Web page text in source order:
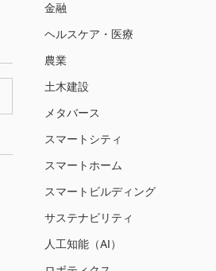
金融
ヘルスケア・医療
農業
土木建設
メタバース
スマートシティ
スマートホーム
スマートビルディング
サステナビリティ
人工知能（AI）